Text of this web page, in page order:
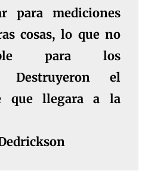
para mediciones
cosas, lo que no
para los
Destruyeron el
que llegara a la